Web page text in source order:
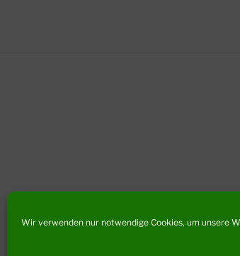
Wir verwenden nur notwendige Cookies, um unsere